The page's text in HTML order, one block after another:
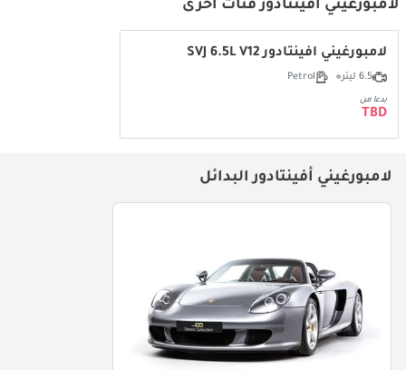
لامبورغيني أفينتادور فئات أخرى
لامبورغيني أفينتادور SVJ 6.5L V12
6.5 ليتر Petrol
بدءا من
TBD
لامبورغيني أفينتادور البدائل